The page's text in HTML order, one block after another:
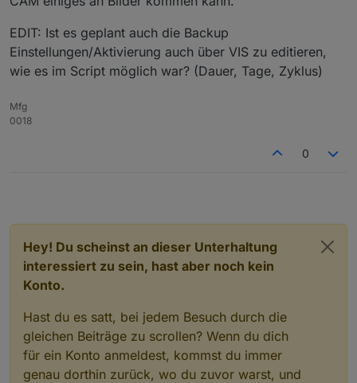
EDIT: Ist es geplant auch die Backup
Einstellungen/Aktivierung auch über VIS zu editieren,
wie es im Script möglich war? (Dauer, Tage, Zyklus)
Mfg
0018
0
Hey! Du scheinst an dieser Unterhaltung
interessiert zu sein, hast aber noch kein
Konto.
Hast du es satt, bei jedem Besuch durch die
gleichen Beiträge zu scrollen? Wenn du dich
für ein Konto anmeldest, kommst du immer
genau dorthin zurück, wo du zuvor warst, und